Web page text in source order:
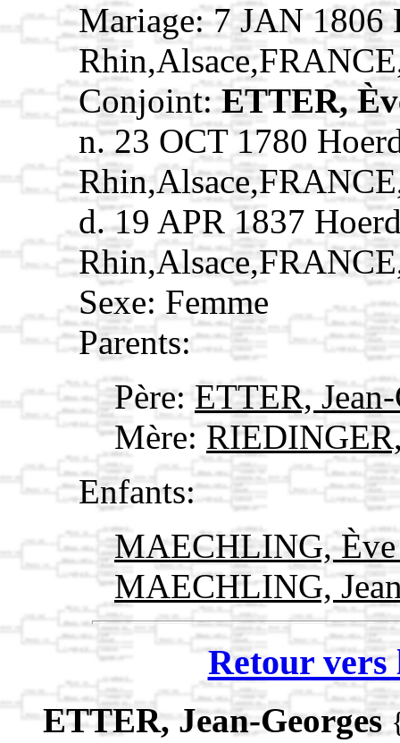
Mariage: 7 JAN 1806
Conjoint: ETTER,
n. 23 OCT 1780
d. 19 APR 1837
Sexe: Femme
Parents:
Père: ETTER,
Mère:
Enfants:
MAECHLING,
MAECHLING,
Retour vers
ETTER, Jean-Georges